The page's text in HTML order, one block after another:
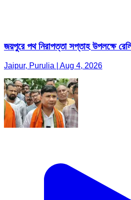
জয়পুরে পথ নিরাপত্তা সপ্তাহ উপলক্ষে
Jaipur, Purulia | Aug 4, 2026